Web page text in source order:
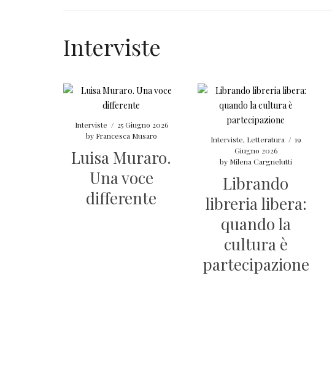
Interviste
Interviste / 25 Giugno 2026
by Francesca Musaro
Luisa Muraro.
Una voce
differente
Interviste, Letteratura / 19
Giugno 2026
by Milena Cargnelutti
Librando
libreria libera:
quando la
cultura è
partecipazione